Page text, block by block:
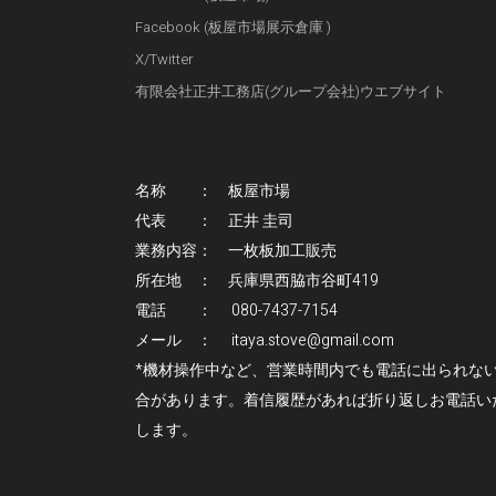
Facebook (板屋市場展示倉庫 )
X/Twitter
有限会社正井工務店(グループ会社)ウエブサイト
名称 ： 板屋市場
代表 ： 正井 圭司
業務内容： 一枚板加工販売
所在地 ： 兵庫県西脇市谷町419
電話 ： 080-7437-7154
メール ： itaya.stove@gmail.com
*機材操作中など、営業時間内でも電話に出られな
合があります。着信履歴があれば折り返しお電話い
します。